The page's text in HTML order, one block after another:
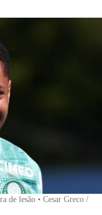
de lesão • Cesar Greco /